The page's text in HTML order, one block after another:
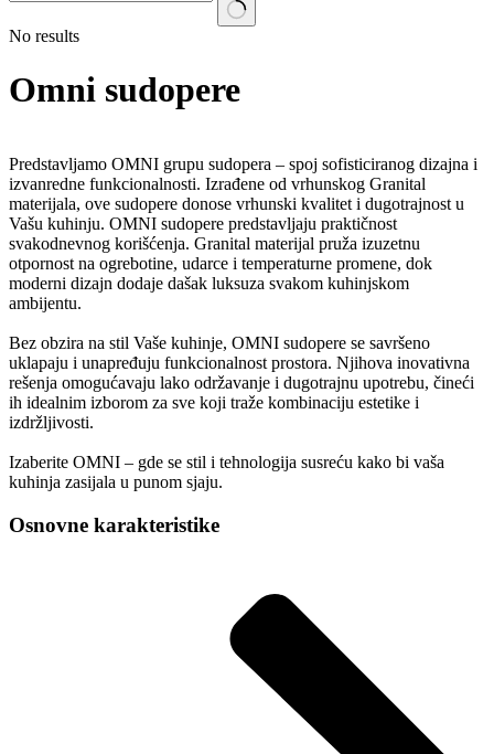
No results
Omni sudopere
Predstavljamo OMNI grupu sudopera – spoj sofisticiranog dizajna i
izvanredne funkcionalnosti. Izrađene od vrhunskog Granital
materijala, ove sudopere donose vrhunski kvalitet i dugotrajnost u
Vašu kuhinju. OMNI sudopere predstavljaju praktičnost
svakodnevnog korišćenja. Granital materijal pruža izuzetnu
otpornost na ogrebotine, udarce i temperaturne promene, dok
moderni dizajn dodaje dašak luksuza svakom kuhinjskom
ambijentu.
Bez obzira na stil Vaše kuhinje, OMNI sudopere se savršeno
uklapaju i unapređuju funkcionalnost prostora. Njihova inovativna
rešenja omogućavaju lako održavanje i dugotrajnu upotrebu, čineći
ih idealnim izborom za sve koji traže kombinaciju estetike i
izdržljivosti.
Izaberite OMNI – gde se stil i tehnologija susreću kako bi vaša
kuhinja zasijala u punom sjaju.
Osnovne karakteristike